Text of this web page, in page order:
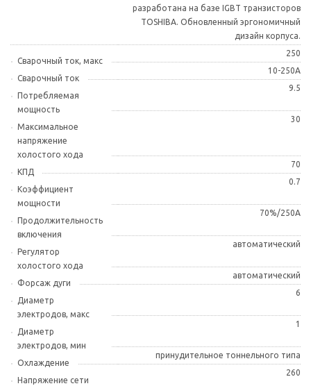
разработана на базе IGBT транзисторов
TOSHIBA. Обновленный эргономичный
дизайн корпуса.
Сварочный ток, макс
250
Сварочный ток
10-250A
Потребляемая
мощность
9.5
Максимальное
напряжение
холостого хода
30
КПД
70
Коэффициент
мощности
0.7
Продолжительность
включения
70%/250A
Регулятор
холостого хода
автоматический
Форсаж дуги
автоматический
Диаметр
электродов, макс
6
Диаметр
электродов, мин
1
Охлаждение
принудительное тоннельного типа
Напряжение сети
260